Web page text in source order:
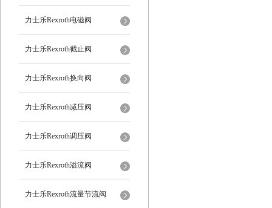
力士乐Rexroth电磁阀
力士乐Rexroth截止阀
力士乐Rexroth换向阀
力士乐Rexroth减压阀
力士乐Rexroth调压阀
力士乐Rexroth溢流阀
力士乐Rexroth流量节流阀